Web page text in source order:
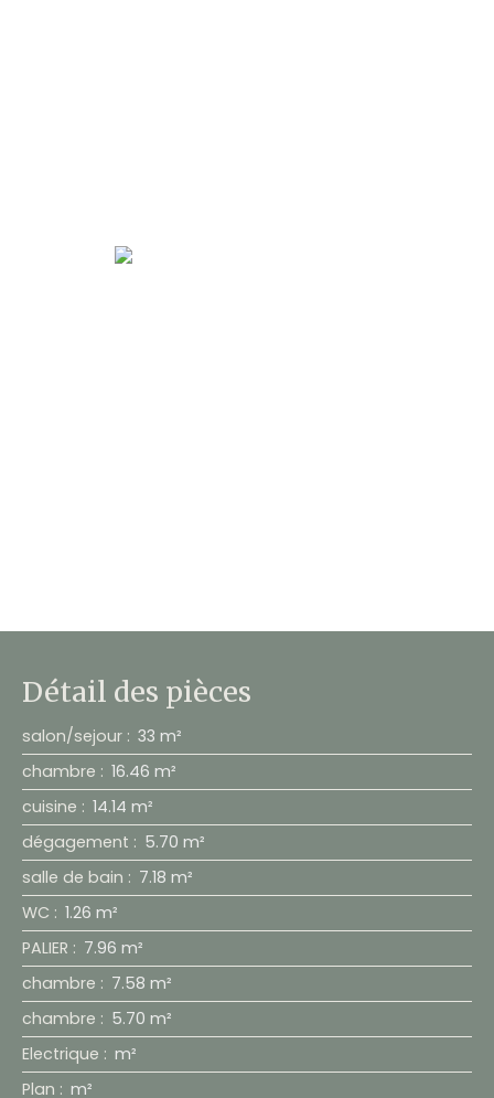
Détail des pièces
salon/sejour : 33 m²
chambre : 16.46 m²
cuisine : 14.14 m²
dégagement : 5.70 m²
salle de bain : 7.18 m²
WC : 1.26 m²
PALIER : 7.96 m²
chambre : 7.58 m²
chambre : 5.70 m²
Electrique : m²
Plan : m²